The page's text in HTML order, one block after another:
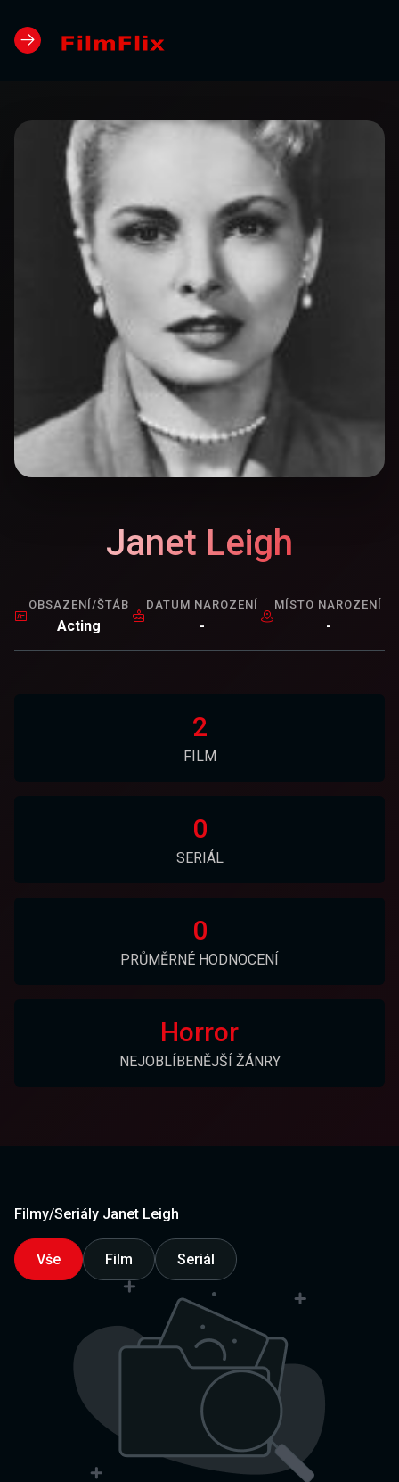
Janet Leigh
OBSAZENÍ/ŠTÁB
Acting
DATUM NAROZENÍ
-
MÍSTO NAROZENÍ
-
2
FILM
0
SERIÁL
0
PRŮMĚRNÉ HODNOCENÍ
Horror
NEJOBLÍBENĚJŠÍ ŽÁNRY
Filmy/Seriály Janet Leigh
Vše Film Seriál